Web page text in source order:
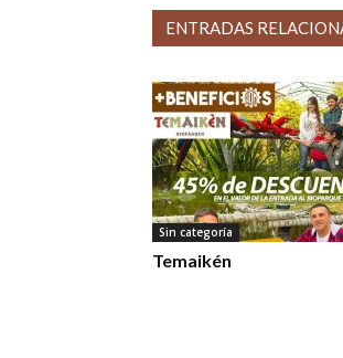
ENTRADAS
Sin categoría
Temaikén